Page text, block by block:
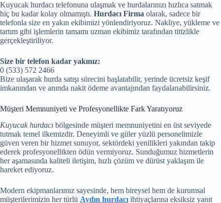
Kuyucak hurdacı telefonuna ulaşmak ve hurdalarınızı hızlıca satmak
hiç bu kadar kolay olmamıştı. Hurdacı Firma olarak, sadece bir
telefonla size en yakın ekibimizi yönlendiriyoruz. Nakliye, yükleme ve
tartım gibi işlemlerin tamamı uzman ekibimiz tarafından titizlikle
gerçekleştiriliyor.
Size bir telefon kadar yakınız:
0 (533) 572 2466
Bize ulaşarak hurda satışı sürecini başlatabilir, yerinde ücretsiz keşif
imkanından ve anında nakit ödeme avantajından faydalanabilirsiniz.
Müşteri Memnuniyeti ve Profesyonellikte Fark Yaratıyoruz
Kuyucak hurdacı bölgesinde müşteri memnuniyetini en üst seviyede
tutmak temel ilkemizdir. Deneyimli ve güler yüzlü personelimizle
güven veren bir hizmet sunuyor, sektördeki yenilikleri yakından takip
ederek profesyonellikten ödün vermiyoruz. Sunduğumuz hizmetlerin
her aşamasında kaliteli iletişim, hızlı çözüm ve dürüst yaklaşım ile
hareket ediyoruz.
Modern ekipmanlarımız sayesinde, hem bireysel hem de kurumsal
müşterilerimizin her türlü Aydın hurdacı ihtiyaçlarına eksiksiz yanıt